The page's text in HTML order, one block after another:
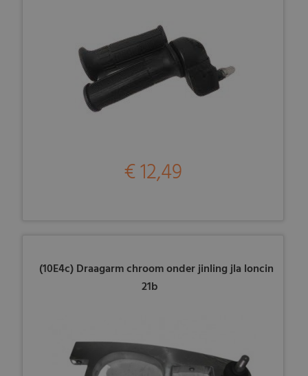
€ 12,49
(10E4c) Draagarm chroom onder jinling jla loncin
21b